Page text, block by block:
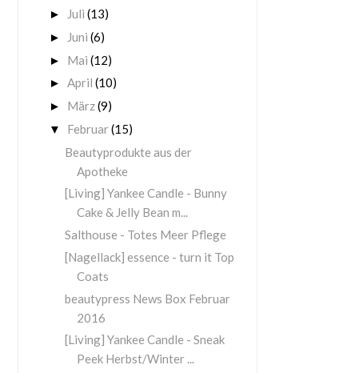
► Juli (13)
► Juni (6)
► Mai (12)
► April (10)
► März(9)
▼ Februar(15)
Beautyprodukte aus der
Apotheke
[Living] Yankee Candle - Bunny
Cake & Jelly Bean m...
Salthouse - Totes Meer Pflege
[Nagellack] essence - turn it Top
Coats
beautypress News Box Februar
2016
[Living] Yankee Candle - Sneak
Peek Herbst/Winter ...